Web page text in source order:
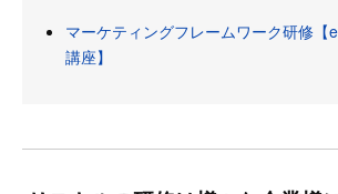
マーケティングフレームワーク研修【
講座】